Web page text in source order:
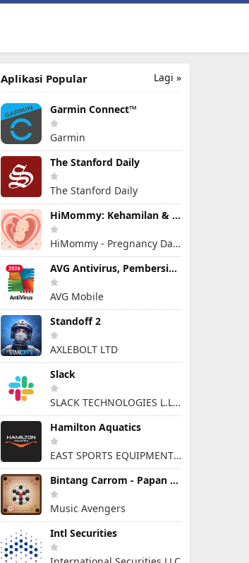
Lagi »
Aplikasi Popular
Garmin Connect™
Garmin
The Stanford Daily
The Stanford Daily
HiMommy: Kehamilan & kesuburan
HiMommy - Pregnancy Day By Day - Expecting Baby
AVG Antivirus, Pembersih Virus
AVG Mobile
Standoff 2
AXLEBOLT LTD
Slack
SLACK TECHNOLOGIES L.L.C.
Hamilton Aquatics
EAST SPORTS EQUIPMENT ARTICLES & SERVICES L.L.C
Bintang Carrom - Papan Cakera
Music Avengers
Intl Securities